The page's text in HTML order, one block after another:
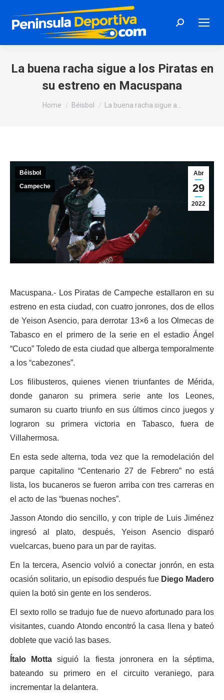
Search:
La buena racha sigue a los Piratas en
su estreno en Macuspana
You are here:
Home Béisbol La buena racha sigue a…
Abr
29
2022
Béisbol
Campeche
Macuspana.- Los Piratas de Campeche estallaron en su
estreno en esta ciudad, con cuatro jonrones, dos de ellos
de Yeison Asencio, para derrotar 13×6 a los Olmecas de
Tabasco en el primero de la serie en el estadio Ángel
“Cuco” Toledo de esta ciudad que alberga temporalmente
a los “cabezones”.
Los filibusteros, quienes vienen triunfantes de Mérida,
donde ganaron su primera serie ante los Leones,
sumaron su cuarto triunfo en sus últimos cinco juegos y
lograron su primera victoria en Tabasco, fuera de
Villahermosa.
En esta sede alterna, toda vez que la remodelación del
parque capitalino “Centenario 27 de Febrero” no está
lista, los bucaneros se fueron arriba con tres carreras en
el acto de las “buenas noches”.
Jasson Atondo dio sencillo, y con triple de Luis Jiménez
ingresó al plato, después, Yeison Asencio disparó
vuelcarcas, bueno para un par de rayitas.
En la tercera, Asencio volvió a conectar jonrón, en esta
ocasión solitario, un episodio después fue Diego Madero
quien la botó sin gente en los senderos.
El sexto rollo se tradujo fue de nuevo afortunado para los
visitantes, cuando Atondo encontró la casa llena y bateó
doblete que vació las bases.
Ítalo Motta siguió la fiesta jonronera en la séptima,
bateando su primero en el circuito veraniego, para
incrementar la delantera.